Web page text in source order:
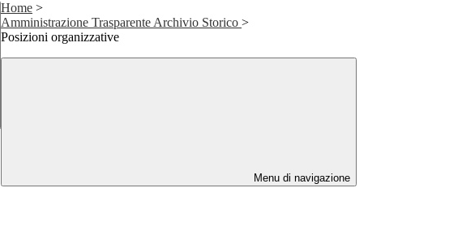
Home >
Amministrazione Trasparente Archivio Storico >
Posizioni organizzative
Menu di navigazione